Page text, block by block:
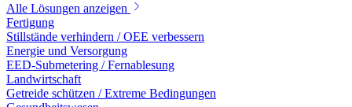
Alle Lösungen anzeigen
Fertigung
Stillstände verhindern / OEE verbessern
Energie und Versorgung
EED-Submetering / Fernablesung
Landwirtschaft
Getreide schützen / Extreme Bedingungen